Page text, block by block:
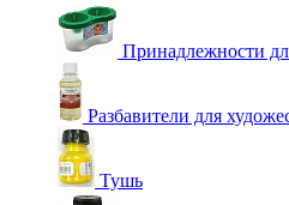
Принадлежности
Разбавители для
Тушь